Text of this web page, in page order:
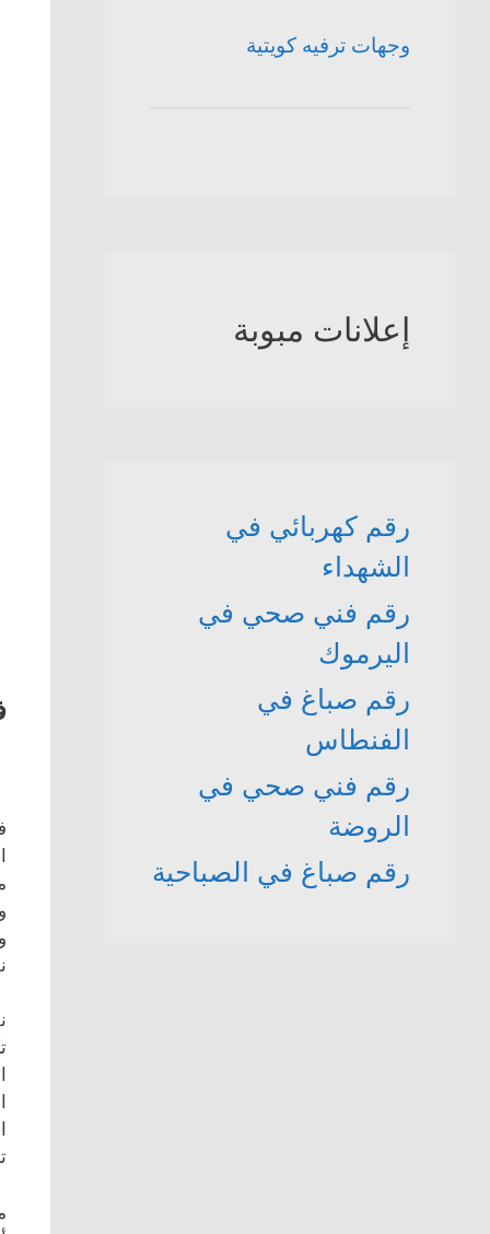
وجهات ترفيه كويتية
إعلانات مبوبة
رقم كهربائي في
الشهداء
رقم فني صحي في
اليرموك
رقم صباغ في
الفنطاس
رقم فني صحي في
الروضة
رقم صباغ في الصباحية